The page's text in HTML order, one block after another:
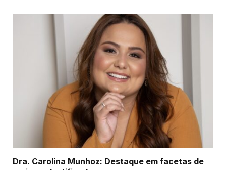
Dra. Carolina Munhoz: Destaque em facetas de